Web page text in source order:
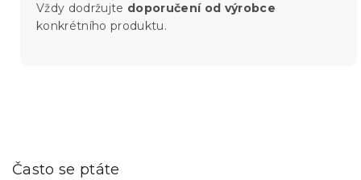
Vždy dodržujte doporučení od výrobce
konkrétního produktu.
Často se ptáte